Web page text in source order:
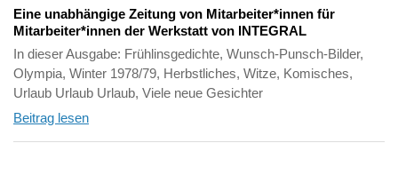
Eine unabhängige Zeitung von Mitarbeiter*innen für
Mitarbeiter*innen der Werkstatt von INTEGRAL
In dieser Ausgabe: Frühlinsgedichte, Wunsch-Punsch-Bilder,
Olympia, Winter 1978/79, Herbstliches, Witze, Komisches,
Urlaub Urlaub Urlaub, Viele neue Gesichter
Beitrag lesen